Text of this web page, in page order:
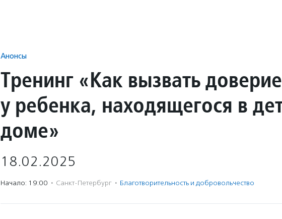
Анонсы
Тренинг «Как вызвать доверие
у ребенка, находящегося в
доме»
18.02.2025
Начало: 19:00 · Санкт-Петербург · Благотвори­тель­ность и доброволь­чест­во